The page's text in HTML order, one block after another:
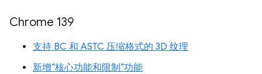
Chrome 139
支持 BC 和 ASTC 压缩格式的 3D 纹理
新增“核心功能和限制”功能